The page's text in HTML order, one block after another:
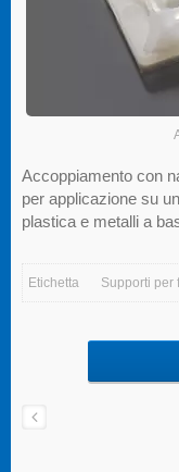
Accoppiamento con
per applicazione su
plastica e metalli a
Etichetta Supporti per